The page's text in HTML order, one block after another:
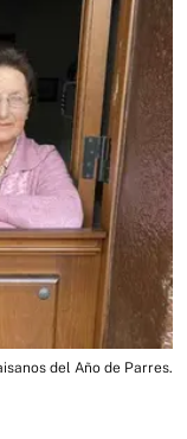
del Año de Parres.